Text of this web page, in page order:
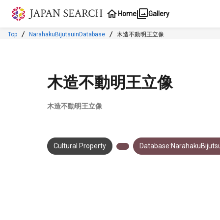
Jump to main content
Home Gallery
Top NarahakuBijutsuinDatabase 木造不動明王立像
木造不動明王立像
木造不動明王立像
Cultural Property